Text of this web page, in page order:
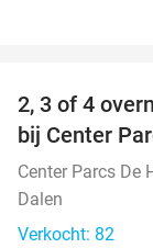
2, 3 of 4
bij Center
Center Parcs De
Dalen
Verkocht: 82